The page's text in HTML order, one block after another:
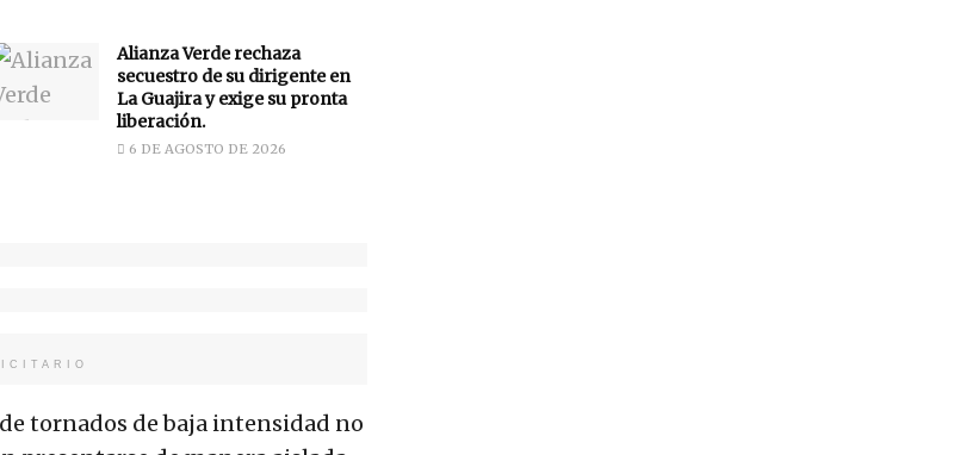
Alianza Verde rechaza
secuestro de su dirigente en
La Guajira y exige su pronta
liberación.
6 DE AGOSTO DE 2026
tornados de baja intensidad no